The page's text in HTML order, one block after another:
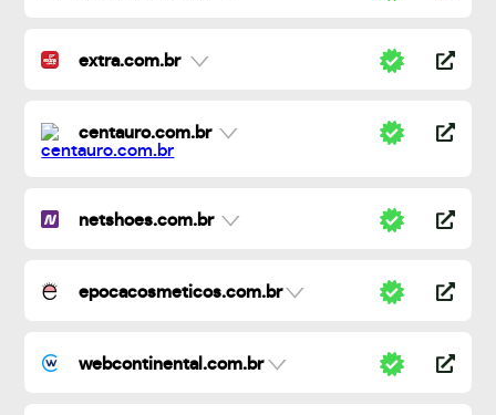
extra.com.br
centauro.com.br
netshoes.com.br
epocacosmeticos.com.br
webcontinental.com.br